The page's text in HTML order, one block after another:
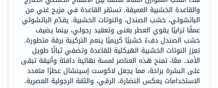
والقاعدة الخشبية العميقة. تستقر القاعدة في مزيج غني من
الباتشولي، خشب الصندل، والنوتات الخشبية. يقدّم الباتشولي
عمقًا ترابيًا يقوي العطر بغنى وتعقيد رجولي، بينما يضيف
خشب الصندل دفءً خشبيًا كريميًا ينعم التركيبة برقة متطورة.
تعزز النوتات الخشبية الهيكلية للقاعدة وتضفي ثباتًا طويل
الأمد. معًا، تمنح هذه العناصر لمسة نهائية دافئة وأنيقة تبقى
على البشرة براحة، مما يجعل لاكوست إسينشال عطرًا متعدد
الاستخدامات يعكس النضارة، الرقي، والثقة الرجولية العصرية.